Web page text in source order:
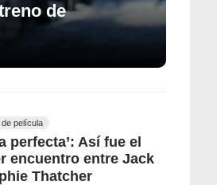
de
película
perfecta’: Así fue el
encuentro entre Jack
Thatcher